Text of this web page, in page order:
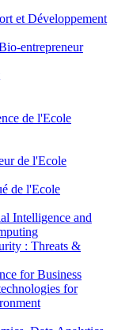
et Développement
entrepreneur
de l'Ecole
de l'Ecole
de l'Ecole
Intelligence and
: Threats &
for Business
for